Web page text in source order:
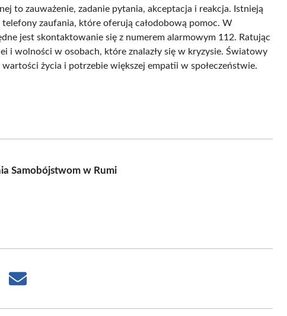
to zauważenie, zadanie pytania, akceptacja i reakcja. Istnieją
zaufania, które oferują całodobową pomoc. W
jest skontaktowanie się z numerem alarmowym 112. Ratując
i wolności w osobach, które znalazły się w kryzysie. Światowy
życia i potrzebie większej empatii w społeczeństwie.
Samobójstwom w Rumi
Share